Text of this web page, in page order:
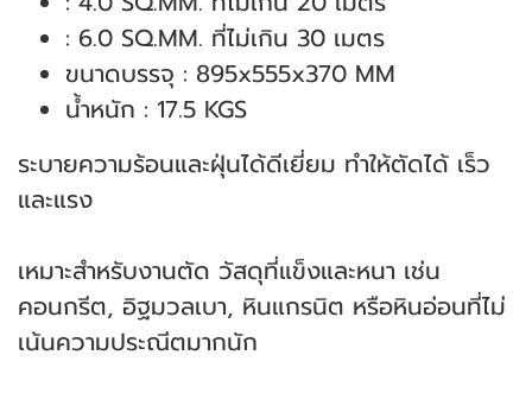
: 6.0 SQ.MM. ที่ไม่เกิน 30 เมตร
ขนาดบรรจุ : 895x555x370 MM
น้ำหนัก : 17.5 KGS
ระบายความร้อนและฝุ่นได้ดีเยี่ยม ทำให้ตัดได้ เร็ว
และแรง
เหมาะสำหรับงานตัด วัสดุที่แข็งและหนา เช่น
คอนกรีต, อิฐมวลเบา, หินแกรนิต หรือหินอ่อนที่ไม่
เน้นความประณีตมากนัก